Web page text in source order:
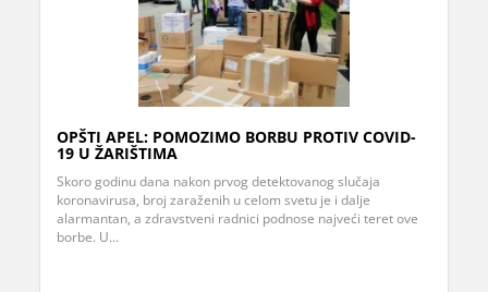
OPŠTI APEL: POMOZIMO BORBU PROTIV COVID-
19 U ŽARIŠTIMA
Skoro godinu dana nakon prvog detektovanog slučaja
koronavirusa, broj zaraženih u celom svetu je i dalje
alarmantan, a zdravstveni radnici podnose najveći teret ove
borbe. U...